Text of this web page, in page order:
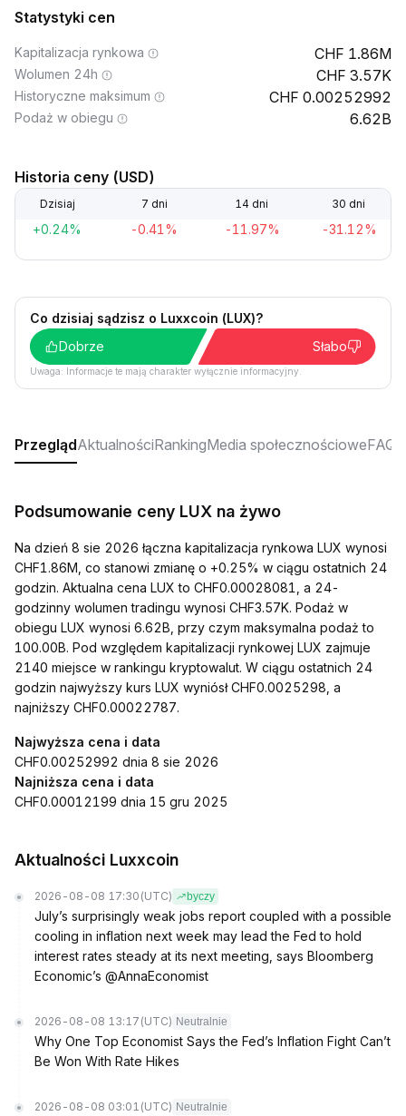
Statystyki cen
Kapitalizacja rynkowa 1.86M
Wolumen 24h 3.57K
Historyczne maksimum 0.00252992
Podaż w obiegu 6.62B
Historia ceny (USD)
Dzisiaj 7 dni 14 dni 30 dni
+0.24% -0.41% -11.97% -31.12%
Co dzisiaj sądzisz o Luxxcoin (LUX)?
Dobrze
Słabo
Uwaga: Informacje te mają charakter wyłącznie informacyjny.
PrzeglądAktualnościRankingMedia społecznościoweFAQ
Podsumowanie ceny LUX na żywo
Na dzień 8 sie 2026 łączna kapitalizacja rynkowa LUX wynosi
CHF1.86M, co stanowi zmianę o +0.25% w ciągu ostatnich 24
godzin. Aktualna cena LUX to CHF0.00028081, a 24-
godzinny wolumen tradingu wynosi CHF3.57K. Podaż w
obiegu LUX wynosi 6.62B, przy czym maksymalna podaż to
100.00B. Pod względem kapitalizacji rynkowej LUX zajmuje
2140 miejsce w rankingu kryptowalut. W ciągu ostatnich 24
godzin najwyższy kurs LUX wyniósł CHF0.0025298, a
najniższy CHF0.00022787.
Najwyższa cena i data
CHF0.00252992 dnia 8 sie 2026
Najniższa cena i data
CHF0.00012199 dnia 15 gru 2025
Aktualności Luxxcoin
2026-08-08 17:30 (UTC) byczy
July’s surprisingly weak jobs report coupled with a possible
cooling in inflation next week may lead the Fed to hold
interest rates steady at its next meeting, says Bloomberg
Economic’s @AnnaEconomist
2026-08-08 13:17 (UTC) Neutralnie
Why One Top Economist Says the Fed’s Inflation Fight Can’t
Be Won With Rate Hikes
2026-08-08 03:01 (UTC) Neutralnie